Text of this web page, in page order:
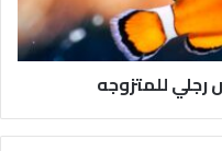
للمتزوجه